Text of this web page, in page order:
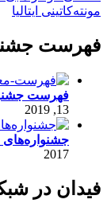
مونته‌کاتینی ایتالیا
فهرست
فهرست
13, 2019
جشنواره‌های
2017
فیدان در